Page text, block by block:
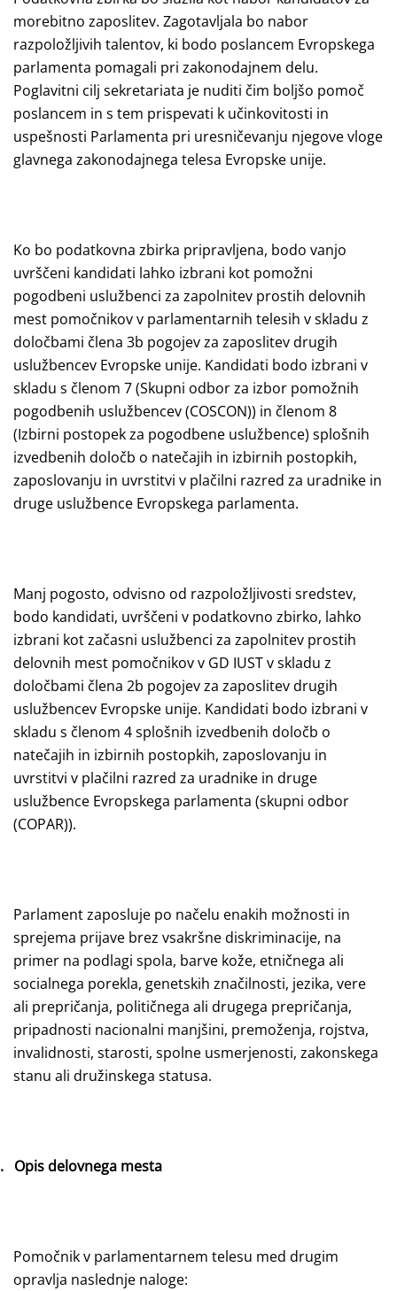
morebitno zaposlitev. Zagotavljala bo nabor
razpoložljivih talentov, ki bodo poslancem Evropskega
parlamenta pomagali pri zakonodajnem delu.
Poglavitni cilj sekretariata je nuditi čim boljšo pomoč
poslancem in s tem prispevati k učinkovitosti in
uspešnosti Parlamenta pri uresničevanju njegove vloge
glavnega zakonodajnega telesa Evropske unije.
Ko bo podatkovna zbirka pripravljena, bodo vanjo
uvrščeni kandidati lahko izbrani kot pomožni
pogodbeni uslužbenci za zapolnitev prostih delovnih
mest pomočnikov v parlamentarnih telesih v skladu z
določbami člena 3b pogojev za zaposlitev drugih
uslužbencev Evropske unije. Kandidati bodo izbrani v
skladu s členom 7 (Skupni odbor za izbor pomožnih
pogodbenih uslužbencev (COSCON)) in členom 8
(Izbirni postopek za pogodbene uslužbence) splošnih
izvedbenih določb o natečajih in izbirnih postopkih,
zaposlovanju in uvrstitvi v plačilni razred za uradnike in
druge uslužbence Evropskega parlamenta.
Manj pogosto, odvisno od razpoložljivosti sredstev,
bodo kandidati, uvrščeni v podatkovno zbirko, lahko
izbrani kot začasni uslužbenci za zapolnitev prostih
delovnih mest pomočnikov v GD IUST v skladu z
določbami člena 2b pogojev za zaposlitev drugih
uslužbencev Evropske unije. Kandidati bodo izbrani v
skladu s členom 4 splošnih izvedbenih določb o
natečajih in izbirnih postopkih, zaposlovanju in
uvrstitvi v plačilni razred za uradnike in druge
uslužbence Evropskega parlamenta (skupni odbor
(COPAR)).
Parlament zaposluje po načelu enakih možnosti in
sprejema prijave brez vsakršne diskriminacije, na
primer na podlagi spola, barve kože, etničnega ali
socialnega porekla, genetskih značilnosti, jezika, vere
ali prepričanja, političnega ali drugega prepričanja,
pripadnosti nacionalni manjšini, premoženja, rojstva,
invalidnosti, starosti, spolne usmerjenosti, zakonskega
stanu ali družinskega statusa.
Opis delovnega mesta
Pomočnik v parlamentarnem telesu med drugim
opravlja naslednje naloge: